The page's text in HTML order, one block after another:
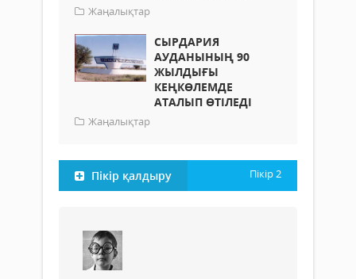
Жаңалықтар
СЫРДАРИЯ
АУДАНЫНЫҢ 90
ЖЫЛДЫҒЫ
КЕҢКӨЛЕМДЕ
АТАЛЫП ӨТІЛЕДІ
Жаңалықтар
Пікір қалдыру Пікір2